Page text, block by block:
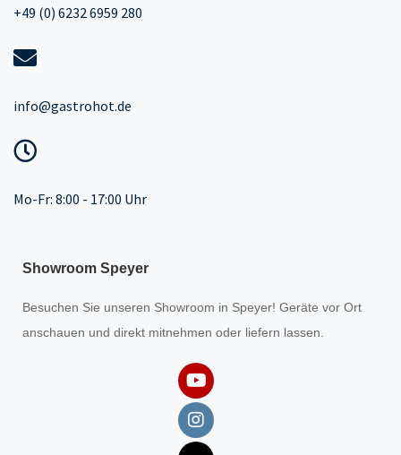
+49 (0) 6232 6959 280
info@gastrohot.de
Mo-Fr: 8:00 - 17:00 Uhr
Showroom Speyer
Besuchen Sie unseren Showroom in Speyer! Geräte vor Ort
anschauen und direkt mitnehmen oder liefern lassen.